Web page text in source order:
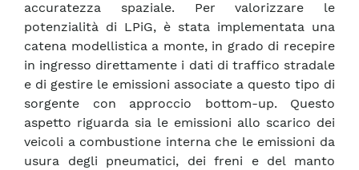
accuratezza spaziale. Per valorizzare le
potenzialità di LPiG, è stata implementata una
catena modellistica a monte, in grado di recepire
in ingresso direttamente i dati di traffico stradale
e di gestire le emissioni associate a questo tipo di
sorgente con approccio bottom-up. Questo
aspetto riguarda sia le emissioni allo scarico dei
veicoli a combustione interna che le emissioni da
usura degli pneumatici, dei freni e del manto